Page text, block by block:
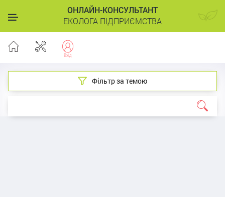
ОНЛАЙН-КОНСУЛЬТАНТ
ЕКОЛОГА ПІДПРИЄМСТВА
Фільтр за темою